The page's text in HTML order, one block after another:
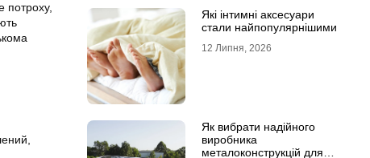
потроху,
Які інтимні аксесуари
стали найпопулярнішими
12 Липня, 2026
Як вибрати надійного
виробника
металоконструкцій для